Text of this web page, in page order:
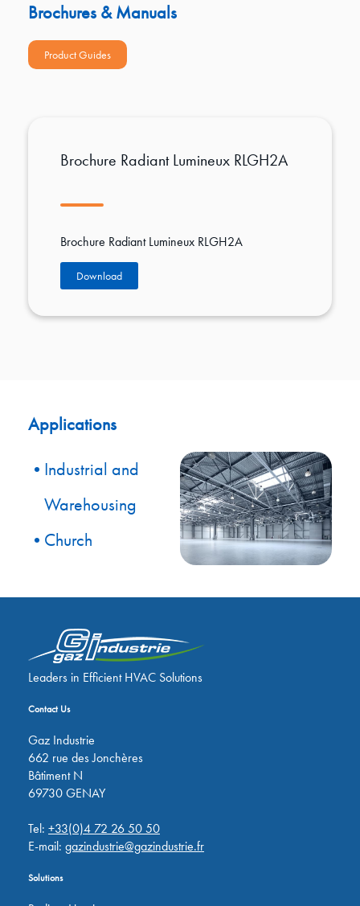
Brochures & Manuals
Product Guides
Brochure Radiant Lumineux RLGH2A
Brochure Radiant Lumineux RLGH2A
Download
Applications
Industrial and
Warehousing
Church
Leaders in Efficient HVAC Solutions
Contact Us
Gaz Industrie
662 rue des Jonchères
Bâtiment N
69730 GENAY
Tel: +33(0)4 72 26 50 50
E-mail: gazindustrie@gazindustrie.fr
Solutions